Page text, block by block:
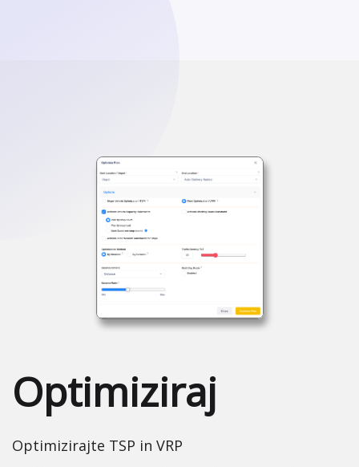
Optimiziraj
Optimizirajte TSP in VRP